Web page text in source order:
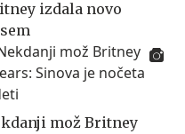
izdala novo
mož Britney